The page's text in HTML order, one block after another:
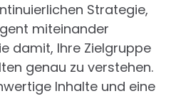
Strategie,
miteinander
damit, Ihre Zielgruppe
genau zu verstehen.
Inhalte und eine